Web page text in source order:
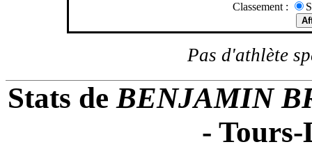
Classement :
Pas d'athlète
Stats deBENJAMIN
- Tours-